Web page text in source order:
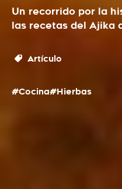
Un recorrido por la
las recetas del Ajika
Artículo
#Cocina#Hierbas